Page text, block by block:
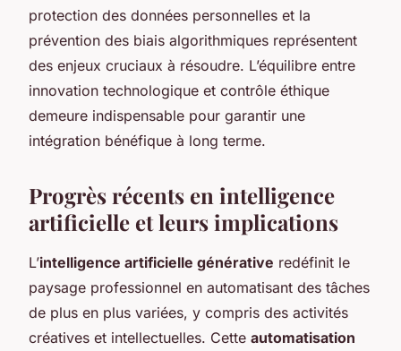
protection des données personnelles et la
prévention des biais algorithmiques représentent
des enjeux cruciaux à résoudre. L’équilibre entre
innovation technologique et contrôle éthique
demeure indispensable pour garantir une
intégration bénéfique à long terme.
Progrès récents en intelligence
artificielle et leurs implications
L’intelligence artificielle générative redéfinit le
paysage professionnel en automatisant des tâches
de plus en plus variées, y compris des activités
créatives et intellectuelles. Cette automatisation